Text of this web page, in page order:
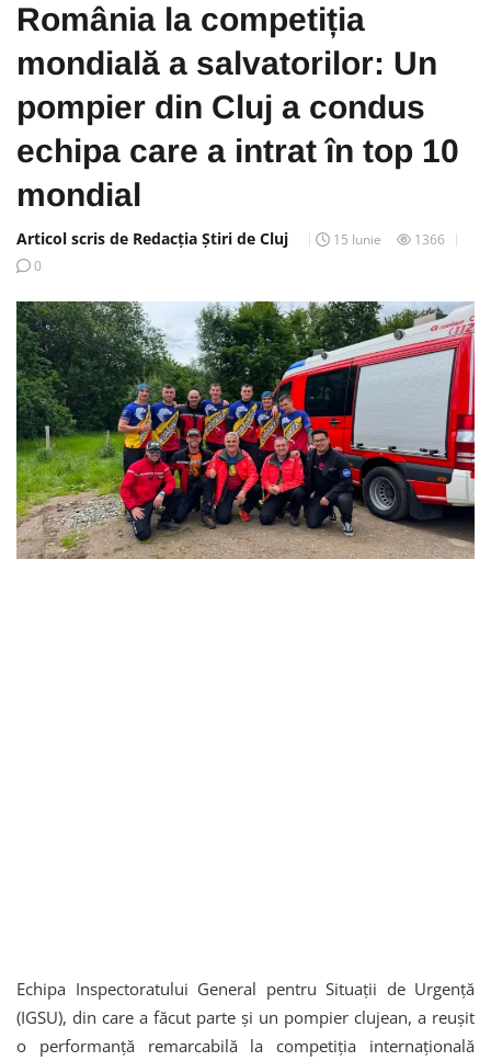
România la competiția
mondială a salvatorilor: Un
pompier din Cluj a condus
echipa care a intrat în top 10
mondial
Articol scris de Redacția Știri de Cluj 15 Iunie
1366
0
Echipa Inspectoratului General pentru Situații de Urgență
(IGSU), din care a făcut parte și un pompier clujean, a reușit
o performanță remarcabilă la competiția internațională